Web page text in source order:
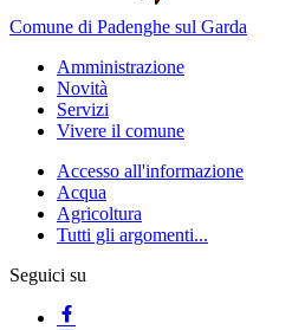
Comune di Padenghe sul Garda
Amministrazione
Novità
Servizi
Vivere il comune
Accesso all'informazione
Acqua
Agricoltura
Tutti gli argomenti...
Seguici su